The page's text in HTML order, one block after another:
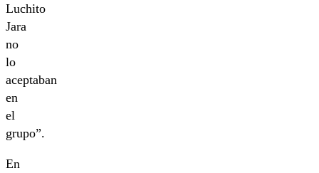
Luchito
Jara
no
lo
aceptaban
en
el
grupo”.
En